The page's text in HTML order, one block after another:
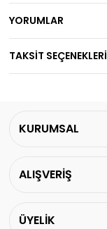
YORUMLAR
TAKSİT SEÇENEKLERİ
KURUMSAL
ALIŞVERİŞ
ÜYELİK